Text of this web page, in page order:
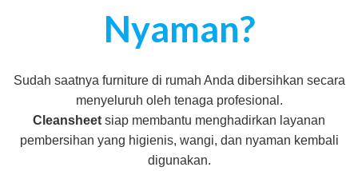
Nyaman?
Sudah saatnya furniture di rumah Anda dibersihkan secara
menyeluruh oleh tenaga profesional.
Cleansheet siap membantu menghadirkan layanan
pembersihan yang higienis, wangi, dan nyaman kembali
digunakan.